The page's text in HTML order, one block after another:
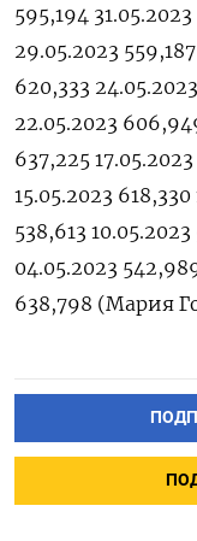
595,194
29.05.2023
620,333
22.05.2023
637,225
15.05.2023
538,613
04.05.2023
638,798 (Мария